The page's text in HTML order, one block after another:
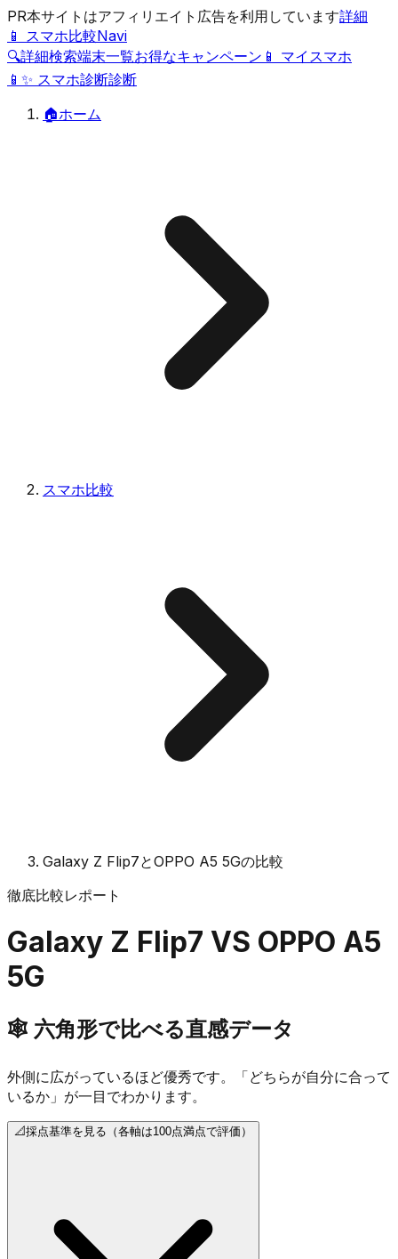
PR本サイトはアフィリエイト広告を利用しています詳細
📱 スマホ比較Navi
🔍詳細検索端末一覧お得なキャンペーン 📱 マイスマホ
📱 ✨ スマホ診断診断
🏠ホーム
スマホ比較
Galaxy Z Flip7とOPPO A5 5Gの比較
徹底比較レポート
Galaxy Z Flip7 VS OPPO A5
5G
🕸️ 六角形で比べる直感データ
外側に広がっているほど優秀です。「どちらが自分に合って
いるか」が一目でわかります。
📐採点基準を見る（各軸は100点満点で評価）